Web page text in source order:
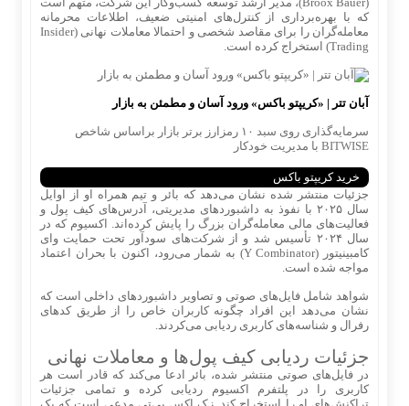
که با بهره‌برداری از کنترل‌های امنیتی ضعیف، اطلاعات محرمانه
معامله‌گران را برای مقاصد شخصی و احتمالا معاملات نهانی (Insider
Trading) استخراج کرده است.
آبان تتر | «کریپتو باکس» ورود آسان و مطمئن به بازار
سرمایه‌گذاری روی سبد ۱۰ رمزارز برتر بازار براساس شاخص
BITWISE با مدیریت خودکار
خرید کریپتو باکس
جزئیات منتشر شده نشان می‌دهد که بائر و تیم همراه او از اوایل
سال ۲۰۲۵ با نفوذ به داشبوردهای مدیریتی، آدرس‌های کیف پول و
فعالیت‌های مالی معامله‌گران بزرگ را پایش کرده‌اند. اکسیوم که در
سال ۲۰۲۴ تأسیس شد و از شرکت‌های سودآور تحت حمایت وای
کامبینیتور (Y Combinator) به شمار می‌رود، اکنون با بحران اعتماد
مواجه شده است.
شواهد شامل فایل‌های صوتی و تصاویر داشبوردهای داخلی است که
نشان می‌دهد این افراد چگونه کاربران خاص را از طریق کدهای
رفرال و شناسه‌های کاربری ردیابی می‌کردند.
جزئیات ردیابی کیف پول‌ها و معاملات نهانی
در فایل‌های صوتی منتشر شده، بائر ادعا می‌کند که قادر است هر
کاربری را در پلتفرم اکسیوم ردیابی کرده و تمامی جزئیات